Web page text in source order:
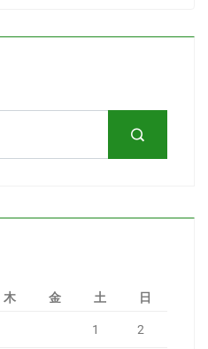
木 金 土 日
1 2